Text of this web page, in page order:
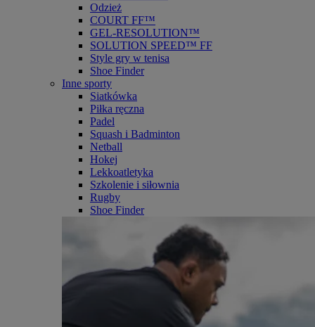
Odzież
COURT FF™
GEL-RESOLUTION™
SOLUTION SPEED™ FF
Style gry w tenisa
Shoe Finder
Inne sporty
Siatkówka
Piłka ręczna
Padel
Squash i Badminton
Netball
Hokej
Lekkoatletyka
Szkolenie i siłownia
Rugby
Shoe Finder